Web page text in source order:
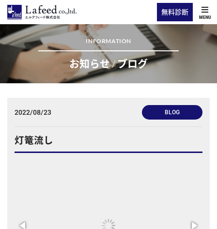
無料診断
MENU
INFORMATION
お知らせ / ブログ
2022/08/23 BLOG
灯篭流し